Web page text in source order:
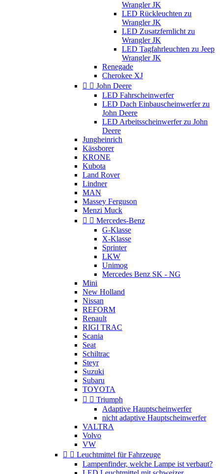
Wrangler JK
LED Rückleuchten zu
Wrangler JK
LED Zusatzfernlicht zu
Wrangler JK
LED Tagfahrleuchten zu Jeep
Wrangler JK
Renegade
Cherokee XJ
  John Deere
LED Fahrscheinwerfer
LED Dach Einbauscheinwerfer zu
John Deere
LED Arbeitsscheinwerfer zu John
Deere
Jungheinrich
Kässborer
KRONE
Kubota
Land Rover
Lindner
MAN
Massey Ferguson
Menzi Muck
  Mercedes-Benz
G-Klasse
X-Klasse
Sprinter
LKW
Unimog
Mercedes Benz SK - NG
Mini
New Holland
Nissan
REFORM
Renault
RIGI TRAC
Scania
Seat
Schiltrac
Steyr
Suzuki
Subaru
TOYOTA
  Triumph
Adaptive Hauptscheinwerfer
nicht adaptive Hauptscheinwerfer
VALTRA
Volvo
VW
  Leuchtmittel für Fahrzeuge
Lampenfinder, welche Lampe ist verbaut?